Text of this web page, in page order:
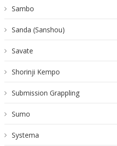
Sambo
Sanda (Sanshou)
Savate
Shorinji Kempo
Submission Grappling
Sumo
Systema